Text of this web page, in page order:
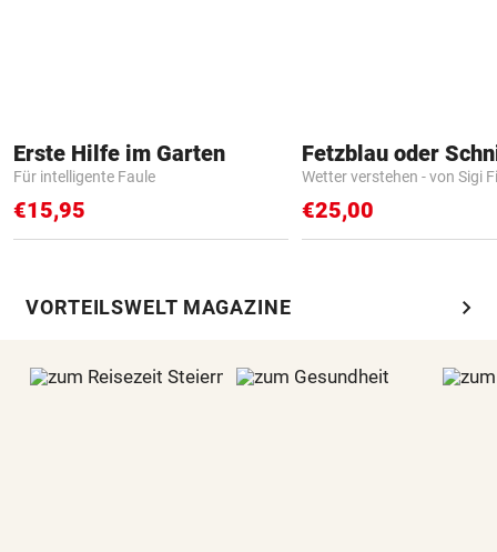
Erste Hilfe im Garten
Für intelligente Faule
€15,95
Fetzblau oder
Wetter verstehen - von Sigi
€25,00
VORTEILSWELT MAGAZINE chevron_right